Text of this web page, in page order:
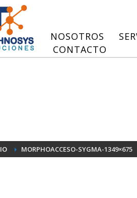
NOSOTROS
CONTACTO
MORPHOACCESO-SYGMA-1349×675